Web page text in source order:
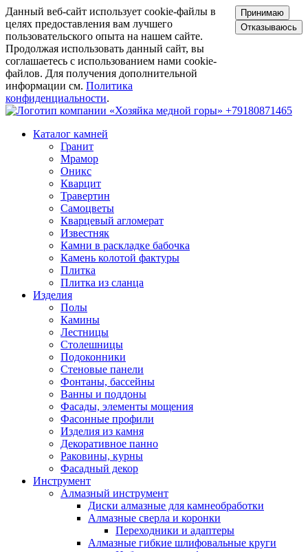
Данный веб-сайт использует cookie-файлы в
целях предоставления вам лучшего
пользовательского опыта на нашем сайте.
Продолжая использовать данный сайт, вы
соглашаетесь с использованием нами cookie-
файлов. Для получения дополнительной
информации см. Политика
конфиденциальности.
Принимаю
Отказываюсь
+79180871465
Каталог камней
Гранит
Мрамор
Оникс
Кварцит
Травертин
Самоцветы
Кварцевый агломерат
Известняк
Камни в раскладке бабочка
Камень колотой фактуры
Плитка
Плитка из сланца
Изделия
Полы
Камины
Лестницы
Столешницы
Подоконники
Стеновые панели
Фонтаны, бассейны
Ванны и поддоны
Фасады, элементы мощения
Фасонные профили
Изделия из камня
Декоративное панно
Раковины, курны
Фасадный декор
Инструмент
Алмазный инструмент
Диски алмазные для камнеобработки
Алмазные сверла и коронки
Переходники и адаптеры
Алмазные гибкие шлифовальные круги